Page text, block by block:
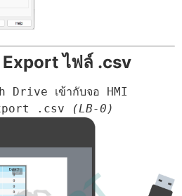
ไฟล์ .csv
Drive เข้ากับจอ HMI
.csv
(LB-0)